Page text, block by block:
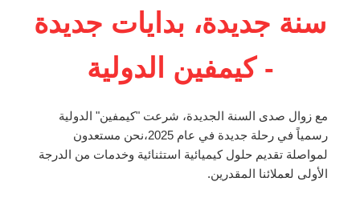
سنة جديدة، بدايات جديدة
- كيمفين الدولية
مع زوال صدى السنة الجديدة، شرعت "كيمفين" الدولية
رسمياً في رحلة جديدة في عام 2025،نحن مستعدون
لمواصلة تقديم حلول كيميائية استثنائية وخدمات من الدرجة
الأولى لعملائنا المقدرين.